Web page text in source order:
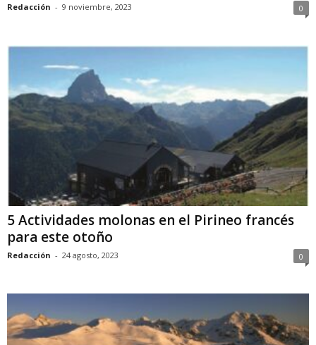
Redacción - 9 noviembre, 2023 0
5 Actividades molonas en el Pirineo francés
para este otoño
Redacción - 24 agosto, 2023 0